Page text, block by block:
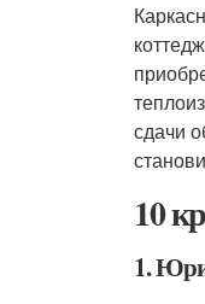
сдачи
10
1.